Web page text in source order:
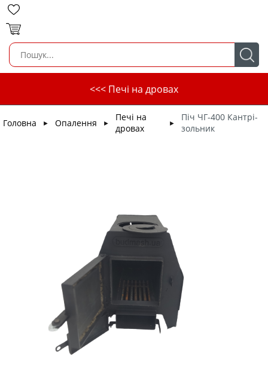
<<< Печі на дровах
Головна ► Опалення ►
Печі на
дровах
►
Піч ЧГ-400 Кантрі-
зольник